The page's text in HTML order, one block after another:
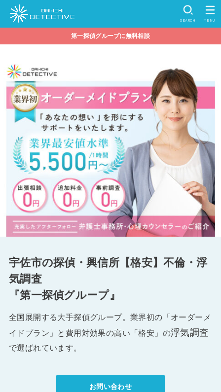
SEARCH MENU
第一探偵グループに無料相談
宇佐市の探偵・興信所【格安】不倫・浮
気調査
『第一探偵グループ』
全国展開する大手探偵グループ。業界初の「オーダーメ
イドプラン」と費用対効果の高い「格安」の浮気調査
で選ばれています。
お問い合わせ